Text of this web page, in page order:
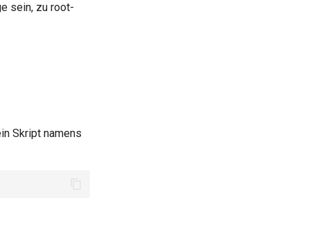
sein, zu root-
Skript namens